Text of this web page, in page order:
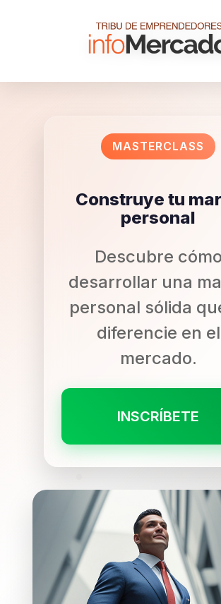
MASTERCLASS
Construye tu
personal
Descubre cómo
desarrollar una
personal sólida
diferencie en el
mercado.
INSCRÍBETE